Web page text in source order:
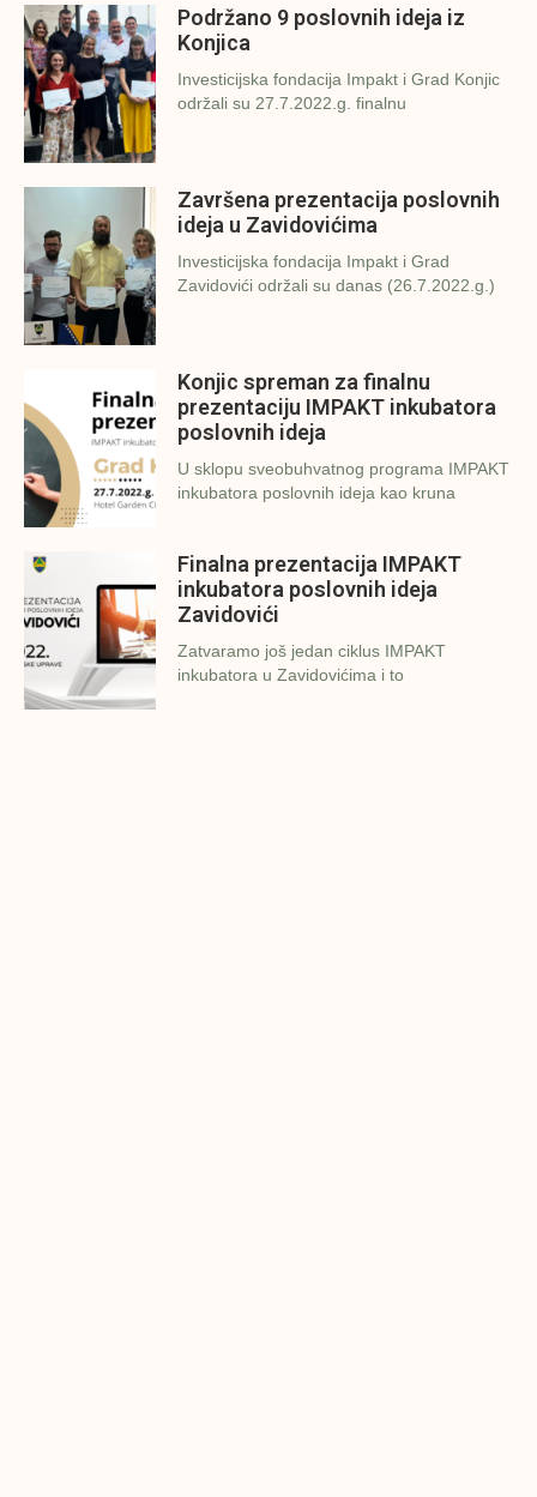
Podržano 9 poslovnih ideja iz
Konjica
Investicijska fondacija Impakt i Grad Konjic
održali su 27.7.2022.g. finalnu
Završena prezentacija poslovnih
ideja u Zavidovićima
Investicijska fondacija Impakt i Grad
Zavidovići održali su danas (26.7.2022.g.)
Konjic spreman za finalnu
prezentaciju IMPAKT inkubatora
poslovnih ideja
U sklopu sveobuhvatnog programa IMPAKT
inkubatora poslovnih ideja kao kruna
Finalna prezentacija IMPAKT
inkubatora poslovnih ideja
Zavidovići
Zatvaramo još jedan ciklus IMPAKT
inkubatora u Zavidovićima i to